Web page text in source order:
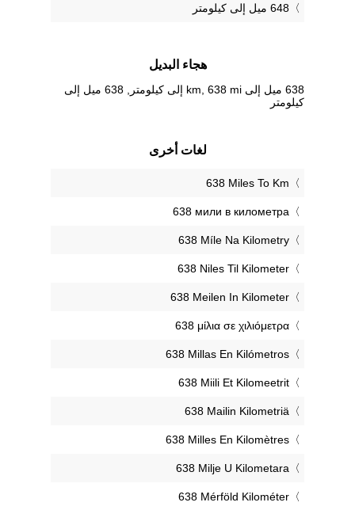
648 ميل إلى كيلومتر
هجاء البديل
638 ميل إلى km, 638 mi إلى كيلومتر, 638 ميل إلى
كيلومتر
لغات أخرى
‎638 Miles To Km
‎638 мили в километра
‎638 Míle Na Kilometry
‎638 Niles Til Kilometer
‎638 Meilen In Kilometer
‎638 μίλια σε χιλιόμετρα
‎638 Millas En Kilómetros
‎638 Miili Et Kilomeetrit
‎638 Mailin Kilometriä
‎638 Milles En Kilomètres
‎638 Milje U Kilometara
‎638 Mérföld Kilométer